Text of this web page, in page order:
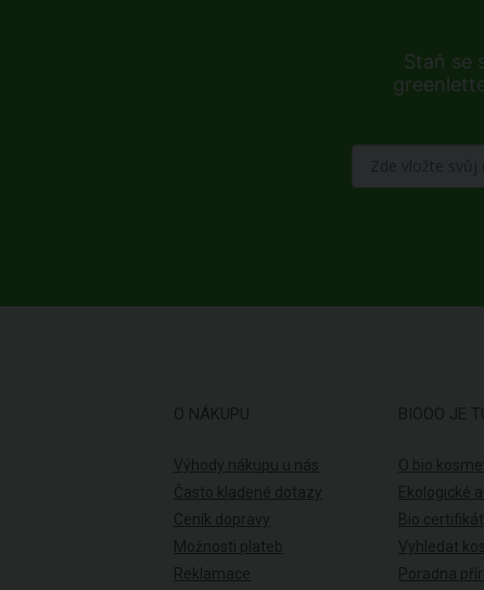
Staň se
O NÁKUPU
Výhody nákupu u nás
Často kladené dotazy
Ceník dopravy
Možnosti plateb
Reklamace
BIOOO JE
O bio
Ekologické
Bio
Vyhledat
Poradna